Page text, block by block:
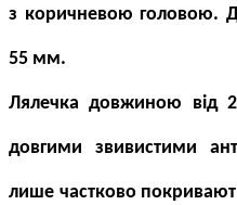
з коричневою головою.
55 мм.
Лялечка довжиною від
довгими звивистими
лише частково